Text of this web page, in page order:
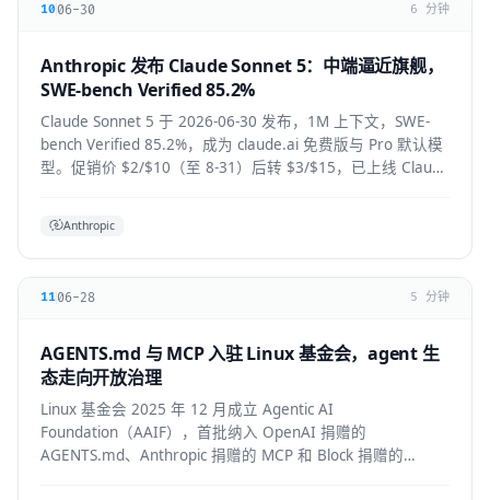
1006-30 6 分钟
Anthropic 发布 Claude Sonnet 5：中端逼近旗舰，
SWE-bench Verified 85.2%
Claude Sonnet 5 于 2026-06-30 发布，1M 上下文，SWE-
bench Verified 85.2%，成为 claude.ai 免费版与 Pro 默认模
型。促销价 $2/$10（至 8-31）后转 $3/$15，已上线 Claude
Anthropic
1106-28 5 分钟
AGENTS.md 与 MCP 入驻 Linux 基金会，agent 生
态走向开放治理
Linux 基金会 2025 年 12 月成立 Agentic AI
Foundation（AAIF），首批纳入 OpenAI 捐赠的
AGENTS.md、Anthropic 捐赠的 MCP 和 Block 捐赠的